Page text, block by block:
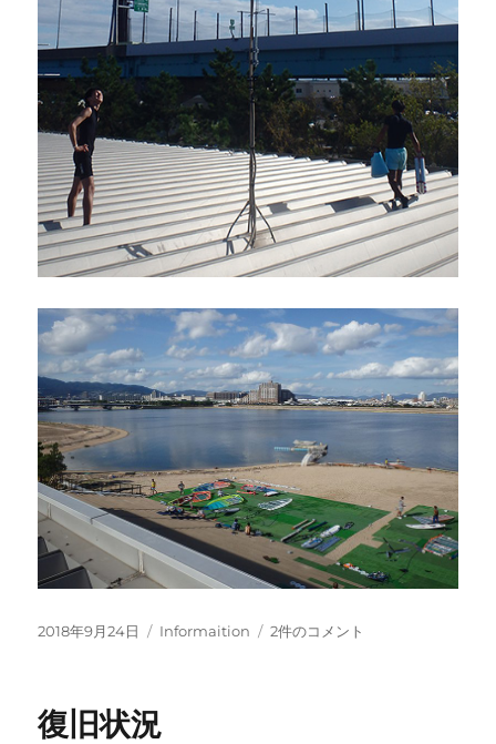
投
2018年9月24日
カ
Informaition
INFORMATION
2件のコメント
復旧状況